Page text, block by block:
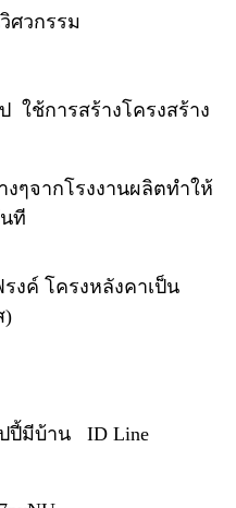
ศวกรรม
ใช้การสร้างโครงสร้าง
ๆจากโรงงานผลิตทำให้
ที
รงค์ โครงหลังคาเป็น
)
ปี้มีบ้าน ID Line